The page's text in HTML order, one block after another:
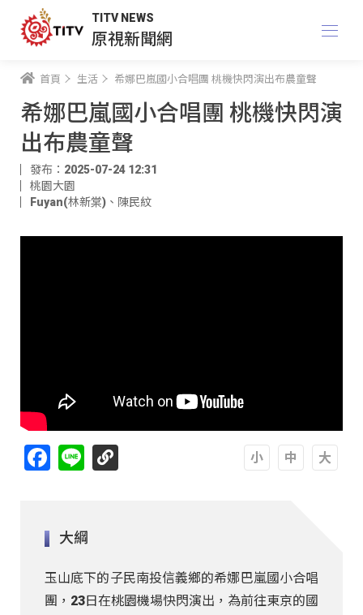
TITV NEWS
原視新聞網
首頁 生活 希娜巴嵐國小合唱團 桃機快閃演出布農童聲
希娜巴嵐國小合唱團 桃機快閃演
出布農童聲
發布：2025-07-24 12:31
桃園大園
Fuyan(林新棠) 、 陳民紋
Facebook
Line
大綱
玉山底下的子民南投信義鄉的希娜巴嵐國小合唱
團，23日在桃園機場快閃演出，為前往東京的國